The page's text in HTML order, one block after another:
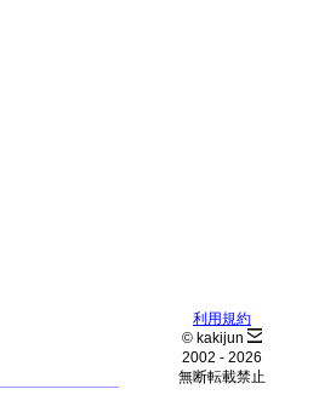
利用規約
© kakijun
2002 - 2026
無断転載禁止